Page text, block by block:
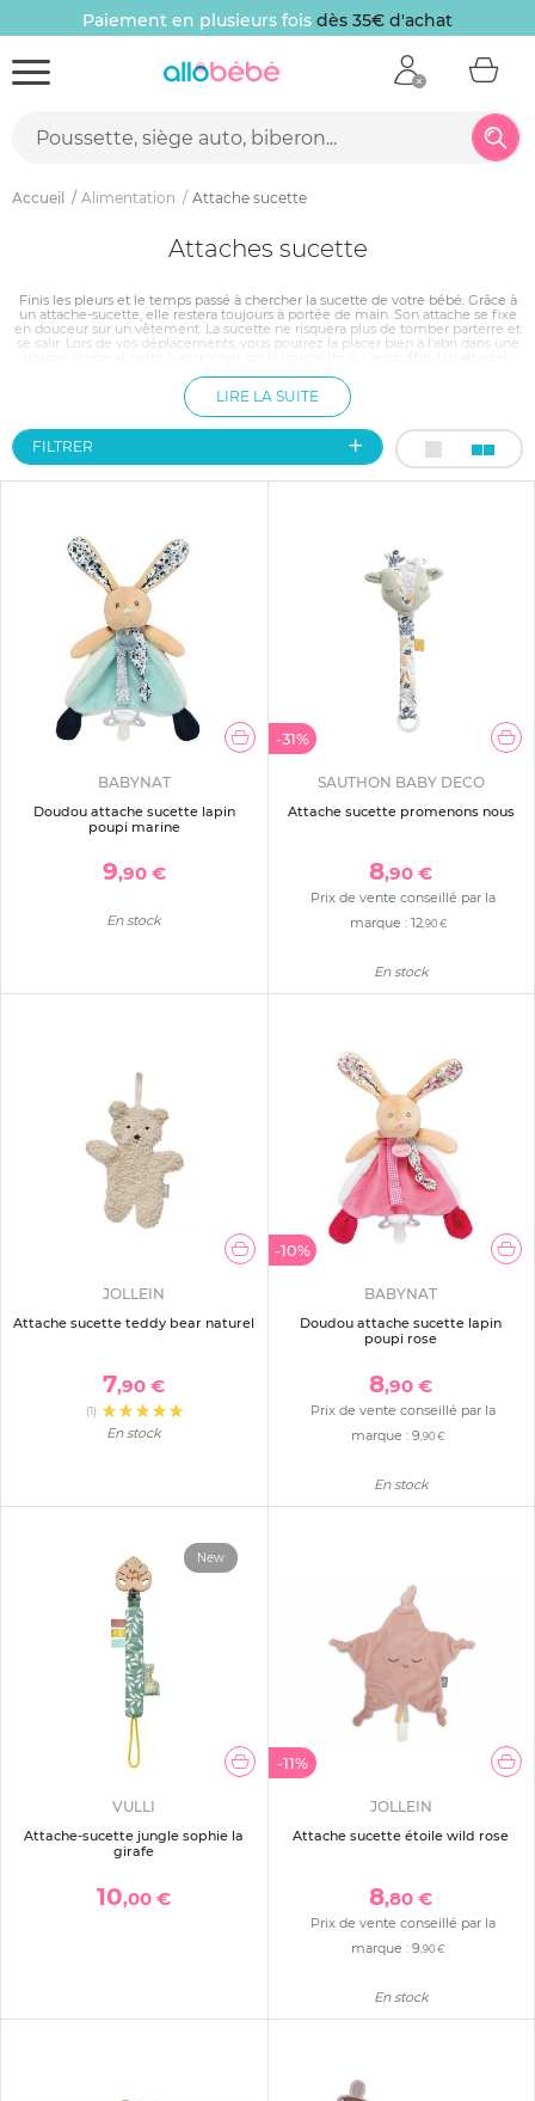
Paiement en plusieurs fois dès 35€ d'achat
Accueil Alimentation Attache sucette
Attaches sucette
Finis les pleurs et le temps passé à chercher la sucette de votre bébé. Grâce à
un attache-sucette, elle restera toujours à portée de main. Son attache se fixe
en douceur sur un vêtement. La sucette ne risquera plus de tomber parterre et
se salir. Lors de vos déplacements, vous pourrez la placer bien à l'abri dans une
LIRE LA SUITE
FILTRER
BABYNAT
Doudou attache sucette lapin
poupi marine
9,90 €
En stock
-31%
SAUTHON BABY DECO
Attache sucette promenons nous
8,90 €
Prix de vente conseillé par la
marque : 12,90 €
En stock
JOLLEIN
Attache sucette teddy bear naturel
7,90 €
(1)
En stock
-10%
BABYNAT
Doudou attache sucette lapin
poupi rose
8,90 €
Prix de vente conseillé par la
marque :9 ,90 €
En stock
New
VULLI
Attache-sucette jungle sophie la
girafe
10,00 €
-11%
JOLLEIN
Attache sucette étoile wild rose
8,80 €
Prix de vente conseillé par la
marque :9 ,90 €
En stock